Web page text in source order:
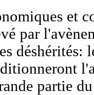
et
par
déshérités:
partie